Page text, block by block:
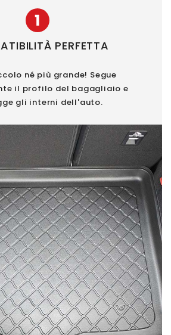
1
PERFETTA
né più grande! Segue
il profilo del bagagliaio e
gli interni dell'auto.